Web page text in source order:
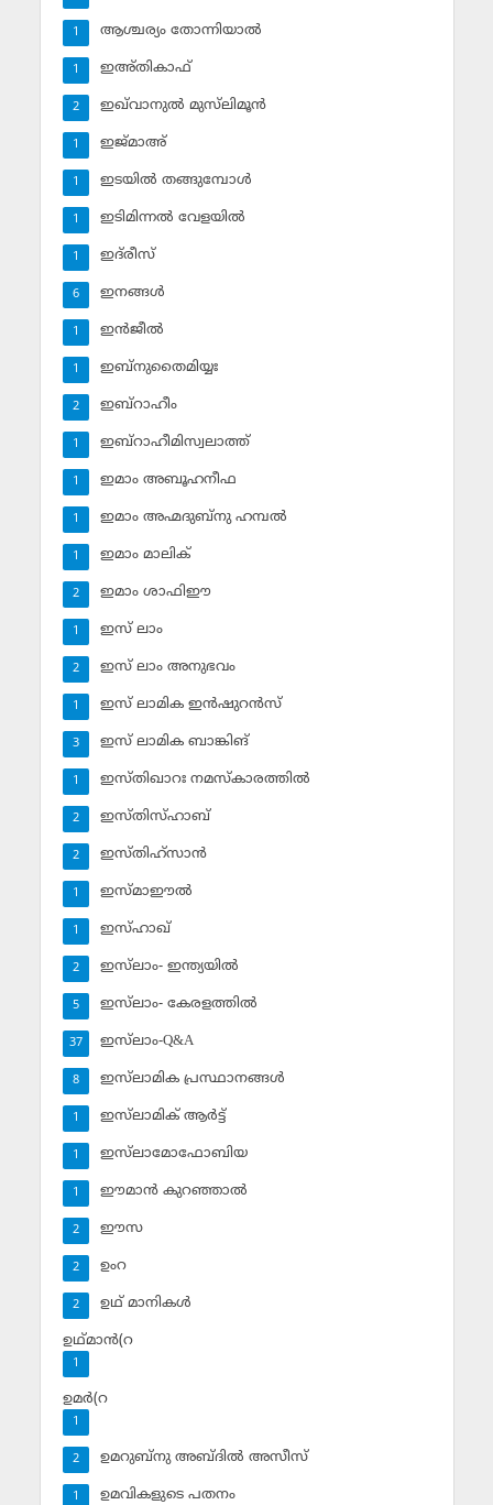
ആശ്ചര്യം തോന്നിയാല്‍
1
ഇഅ്തികാഫ്‌
1
ഇഖ്‌വാനുല്‍ മുസ്‌ലിമൂന്‍
2
ഇജ്മാഅ്
1
ഇടയില്‍ തങ്ങുമ്പോള്‍
1
ഇടിമിന്നല്‍ വേളയില്‍
1
ഇദ്‌രീസ്‌
1
ഇനങ്ങള്‍
6
ഇന്‍ജീല്‍
1
ഇബ്‌നുതൈമിയ്യഃ
1
ഇബ്‌റാഹീം
2
ഇബ്‌റാഹീമിസ്വലാത്ത്
1
ഇമാം അബൂഹനീഫ
1
ഇമാം അഹ്മദുബ്‌നു ഹമ്പല്‍
1
ഇമാം മാലിക്
1
ഇമാം ശാഫിഈ
2
ഇസ് ലാം
1
ഇസ് ലാം അനുഭവം
2
ഇസ് ലാമിക ഇന്‍ഷുറന്‍സ്‌
1
ഇസ് ലാമിക ബാങ്കിങ്‌
3
ഇസ്തിഖാറഃ നമസ്‌കാരത്തില്‍
1
ഇസ്തിസ്ഹാബ്
2
ഇസ്തിഹ്‌സാന്‍
2
ഇസ്മാഈല്‍
1
ഇസ്ഹാഖ്‌
1
ഇസ്‌ലാം- ഇന്ത്യയില്‍
2
ഇസ്‌ലാം- കേരളത്തില്‍
5
ഇസ്‌ലാം-Q&A
37
ഇസ്‌ലാമിക പ്രസ്ഥാനങ്ങള്‍
8
ഇസ്‌ലാമിക് ആര്‍ട്ട്
1
ഇസ്‌ലാമോഫോബിയ
1
ഈമാന്‍ കുറഞ്ഞാല്‍
1
ഈസ
2
ഉംറ
2
ഉഥ് മാനികള്‍
2
ഉഥ്മാന്‍(റ
1
ഉമര്‍(റ
1
ഉമറുബ്‌നു അബ്ദില്‍ അസീസ്‌
2
ഉമവികളുടെ പതനം
1